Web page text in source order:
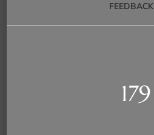
FEEDBACK
179